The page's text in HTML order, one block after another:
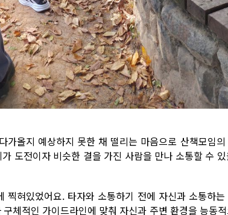
가올지 예상하지 못한 채 떨리는 마음으로 산책모임
도전이자 비슷한 결을 가진 사람을 만나 소통할 수
찍혀있었어요. 타자와 소통하기 전에 자신과 소통하
체적인 가이드라인에 맞춰 자신과 주변 환경을 능동